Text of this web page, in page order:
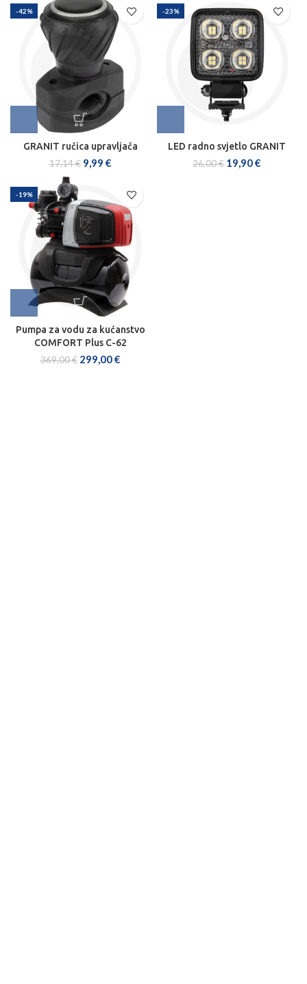
-42%
GRANIT ručica upravljača
17,14€ 9,99 €
-23%
LED radno svjetlo GRANIT
26,00€ 19,90€
-19%
Pumpa za vodu za kućanstvo
COMFORT Plus C-62
369,00€ 299,00€